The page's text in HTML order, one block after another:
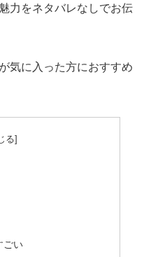
力をネタバレなしでお伝
気に入った方におすすめ
ごい